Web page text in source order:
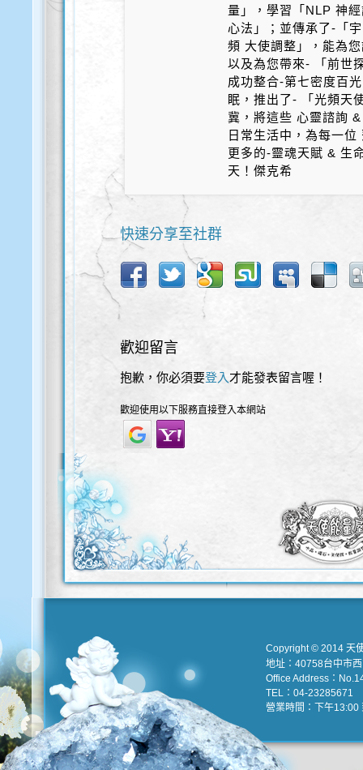
量」，學習「NLP 神
心法」；並傳承了-「
頻 大使調整」，能為
以及為您帶來- 「前世
成功整合-第七密度百
眠，推出了- 「光頻天
冀，將這些 心靈諮詢
日常生活中，為每一
更多的-靈魂天賦 & 生
天！傑克希
快速分享至社群
歡迎留言
抱歉，你必須要登入 才能發表留言喔！
歡迎使用以下服務直接登入本網站
Copyright © 2014 天
地址：40758台中市
Office Address：
TEL：04-23285671
營業時間：下午13:00